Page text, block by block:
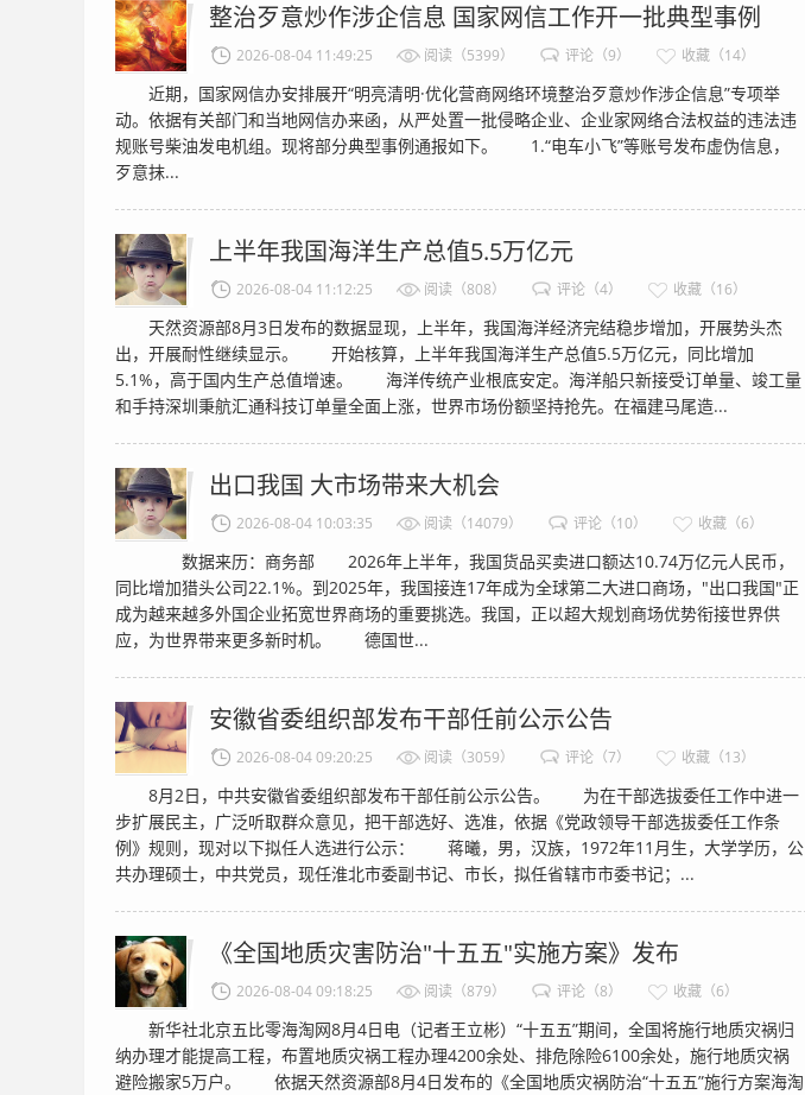
整治歹意炒作涉企信息 国家网信工作开一批典型事例
2026-08-04 11:49:25 阅读（5399） 评论（9） 收藏（14）
近期，国家网信办安排展开“明亮清明·优化营商网络环境整治歹意炒作涉企信息”专项举
动。依据有关部门和当地网信办来函，从严处置一批侵略企业、企业家网络合法权益的违法违
规账号柴油发电机组。现将部分典型事例通报如下。 1.“电车小飞”等账号发布虚伪信息，
歹意抹...
上半年我国海洋生产总值5.5万亿元
2026-08-04 11:12:25 阅读（808） 评论（4） 收藏（16）
天然资源部8月3日发布的数据显现，上半年，我国海洋经济完结稳步增加，开展势头杰
出，开展耐性继续显示。 开始核算，上半年我国海洋生产总值5.5万亿元，同比增加
5.1%，高于国内生产总值增速。 海洋传统产业根底安定。海洋船只新接受订单量、竣工量
和手持深圳秉航汇通科技订单量全面上涨，世界市场份额坚持抢先。在福建马尾造...
出口我国 大市场带来大机会
2026-08-04 10:03:35 阅读（14079） 评论（10） 收藏（6）
数据来历：商务部 2026年上半年，我国货品买卖进口额达10.74万亿元人民币，
同比增加猎头公司22.1%。到2025年，我国接连17年成为全球第二大进口商场，"出口我国"正
成为越来越多外国企业拓宽世界商场的重要挑选。我国，正以超大规划商场优势衔接世界供
应，为世界带来更多新时机。 德国世...
安徽省委组织部发布干部任前公示公告
2026-08-04 09:20:25 阅读（3059） 评论（7） 收藏（13）
8月2日，中共安徽省委组织部发布干部任前公示公告。 为在干部选拔委任工作中进一
步扩展民主，广泛听取群众意见，把干部选好、选准，依据《党政领导干部选拔委任工作条
例》规则，现对以下拟任人选进行公示： 蒋曦，男，汉族，1972年11月生，大学学历，公
共办理硕士，中共党员，现任淮北市委副书记、市长，拟任省辖市市委书记；...
《全国地质灾害防治"十五五"实施方案》发布
2026-08-04 09:18:25 阅读（879） 评论（8） 收藏（6）
新华社北京五比零海淘网8月4日电（记者王立彬）“十五五”期间，全国将施行地质灾祸归
纳办理才能提高工程，布置地质灾祸工程办理4200余处、排危除险6100余处，施行地质灾祸
避险搬家5万户。 依据天然资源部8月4日发布的《全国地质灾祸防治“十五五”施行方案海淘